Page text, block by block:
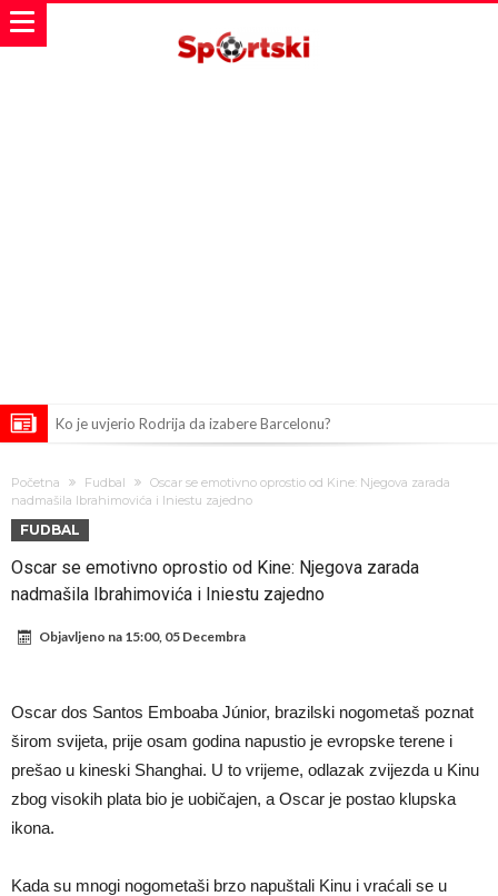
Ko je uvjerio Rodrija da izabere Barcelonu?
Đani Infantino uzvraća udarac, ko ga je sve podržao do sada?
Manchester City pronašao idealnu zamjenu za Rodrija
Samo dva fudbalska velikana uspjela su ostvariti “nemoguće”! Jedan
Rafael Leao dobio novu ponudu iz Turske
U Firenci poludili za Mastantounom
Početna Fudbal
Oscar se emotivno oprostio od Kine: Njegova zarada
nadmašila Ibrahimovića i Iniestu zajedno
FUDBAL
Oscar se emotivno oprostio od Kine: Njegova zarada
nadmašila Ibrahimovića i Iniestu zajedno
Objavljeno na 15:00, 05 Decembra
Oscar dos Santos Emboaba Júnior, brazilski nogometaš poznat
širom svijeta, prije osam godina napustio je evropske terene i
prešao u kineski Shanghai. U to vrijeme, odlazak zvijezda u Kinu
zbog visokih plata bio je uobičajen, a Oscar je postao klupska
ikona.
Kada su mnogi nogometaši brzo napuštali Kinu i vraćali se u